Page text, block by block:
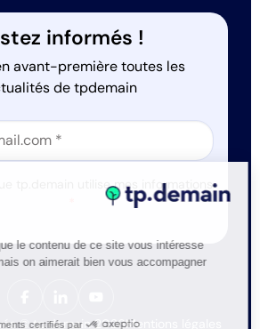
informés !
avant-première toutes les
de tpdemain
tp.demain utilise mes informations
© tp.demain 2026Mentions légales
le contenu de ce site vous intéresse
on aimerait bien vous accompagner
certifiés par